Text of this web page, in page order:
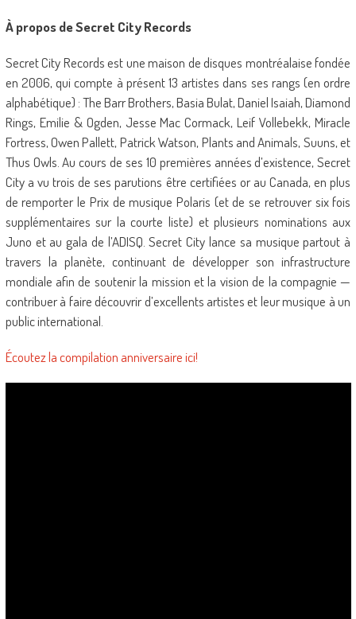
À propos de Secret City Records
Secret City Records est une maison de disques montréalaise fondée
en 2006, qui compte à présent 13 artistes dans ses rangs (en ordre
alphabétique) : The Barr Brothers, Basia Bulat, Daniel Isaiah, Diamond
Rings, Emilie & Ogden, Jesse Mac Cormack, Leif Vollebekk, Miracle
Fortress, Owen Pallett, Patrick Watson, Plants and Animals, Suuns, et
Thus Owls. Au cours de ses 10 premières années d’existence, Secret
City a vu trois de ses parutions être certifiées or au Canada, en plus
de remporter le Prix de musique Polaris (et de se retrouver six fois
supplémentaires sur la courte liste) et plusieurs nominations aux
Juno et au gala de l’ADISQ. Secret City lance sa musique partout à
travers la planète, continuant de développer son infrastructure
mondiale afin de soutenir la mission et la vision de la compagnie —
contribuer à faire découvrir d’excellents artistes et leur musique à un
public international.
Écoutez la compilation anniversaire ici!